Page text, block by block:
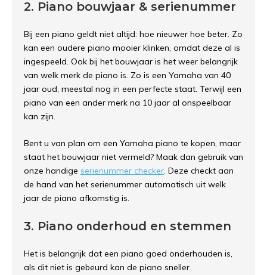
2. Piano bouwjaar & serienummer
Bij een piano geldt niet altijd: hoe nieuwer hoe beter. Zo
kan een oudere piano mooier klinken, omdat deze al is
ingespeeld. Ook bij het bouwjaar is het weer belangrijk
van welk merk de piano is. Zo is een Yamaha van 40
jaar oud, meestal nog in een perfecte staat. Terwijl een
piano van een ander merk na 10 jaar al onspeelbaar
kan zijn.
Bent u van plan om een Yamaha piano te kopen, maar
staat het bouwjaar niet vermeld? Maak dan gebruik van
onze handige serienummer checker. Deze checkt aan
de hand van het serienummer automatisch uit welk
jaar de piano afkomstig is.
3. Piano onderhoud en stemmen
Het is belangrijk dat een piano goed onderhouden is,
als dit niet is gebeurd kan de piano sneller